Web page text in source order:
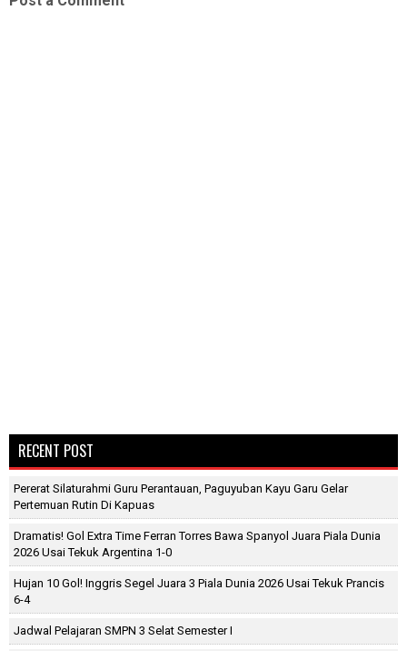
RECENT POST
Pererat Silaturahmi Guru Perantauan, Paguyuban Kayu Garu Gelar
Pertemuan Rutin Di Kapuas
Dramatis! Gol Extra Time Ferran Torres Bawa Spanyol Juara Piala Dunia
2026 Usai Tekuk Argentina 1-0
Hujan 10 Gol! Inggris Segel Juara 3 Piala Dunia 2026 Usai Tekuk Prancis
6-4
Jadwal Pelajaran SMPN 3 Selat Semester I